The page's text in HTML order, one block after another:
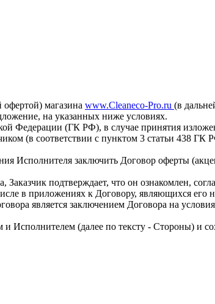
магазина www.Cleaneco-Pro.ru (в
на указанных ниже условиях.
Федерации (ГК РФ), в случае принятия
(в соответствии с пунктом 3 статьи 438
Исполнителя заключить Договор оферты
подтверждает, что он ознакомлен,
в приложениях к Договору, являющихся его
является заключением Договора на
Исполнителем (далее по тексту - Стороны) и